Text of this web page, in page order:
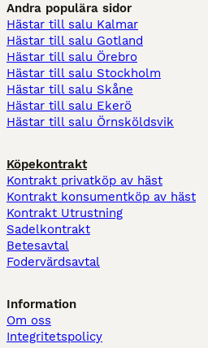
Andra populära sidor
Hästar till salu Kalmar
Hästar till salu Gotland
Hästar till salu Örebro
Hästar till salu Stockholm
Hästar till salu Skåne
Hästar till salu Ekerö
Hästar till salu Örnsköldsvik
Köpekontrakt
Kontrakt privatköp av häst
Kontrakt konsumentköp av häst
Kontrakt Utrustning
Sadelkontrakt
Betesavtal
Fodervärdsavtal
Information
Om oss
Integritetspolicy